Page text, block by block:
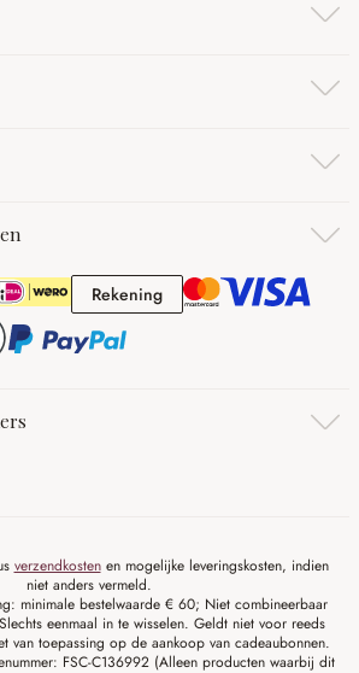
RekeningRekening
verzendkostenen mogelijke leveringskosten, indien
niet anders vermeld.
minimale bestelwaarde € 60; Niet combineerbaar
eenmaal in te wisselen. Geldt niet voor reeds
van toepassing op de aankoop van cadeaubonnen.
FSC-C136992 (Alleen producten waarbij dit